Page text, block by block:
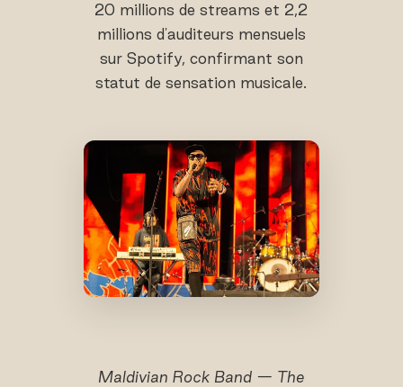
20 millions de streams et 2,2
millions d'auditeurs mensuels
sur Spotify, confirmant son
statut de sensation musicale.
Maldivian Rock Band — The